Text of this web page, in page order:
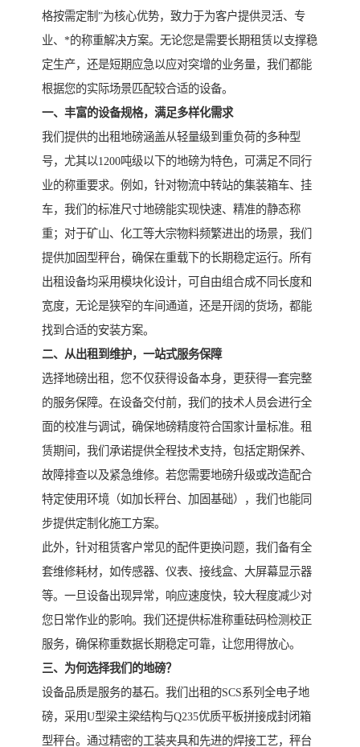
格按需定制”为核心优势，致力于为客户提供灵活、专
业、*的称重解决方案。无论您是需要长期租赁以支撑稳
定生产，还是短期应急以应对突增的业务量，我们都能
根据您的实际场景匹配较合适的设备。
一、丰富的设备规格，满足多样化需求
我们提供的出租地磅涵盖从轻量级到重负荷的多种型
号，尤其以1200吨级以下的地磅为特色，可满足不同行
业的称重要求。例如，针对物流中转站的集装箱车、挂
车，我们的标准尺寸地磅能实现快速、精准的静态称
重；对于矿山、化工等大宗物料频繁进出的场景，我们
提供加固型秤台，确保在重载下的长期稳定运行。所有
出租设备均采用模块化设计，可自由组合成不同长度和
宽度，无论是狭窄的车间通道，还是开阔的货场，都能
找到合适的安装方案。
二、从出租到维护，一站式服务保障
选择地磅出租，您不仅获得设备本身，更获得一套完整
的服务保障。在设备交付前，我们的技术人员会进行全
面的校准与调试，确保地磅精度符合国家计量标准。租
赁期间，我们承诺提供全程技术支持，包括定期保养、
故障排查以及紧急维修。若您需要地磅升级或改造配合
特定使用环境（如加长秤台、加固基础），我们也能同
步提供定制化施工方案。
此外，针对租赁客户常见的配件更换问题，我们备有全
套维修耗材，如传感器、仪表、接线盒、大屏幕显示器
等。一旦设备出现异常，响应速度快，较大程度减少对
您日常作业的影响。我们还提供标准称重砝码检测校正
服务，确保称重数据长期稳定可靠，让您用得放心。
三、为何选择我们的地磅？
设备品质是服务的基石。我们出租的SCS系列全电子地
磅，采用U型梁主梁结构与Q235优质平板拼接成封闭箱
型秤台。通过精密的工装夹具和先进的焊接工艺，秤台